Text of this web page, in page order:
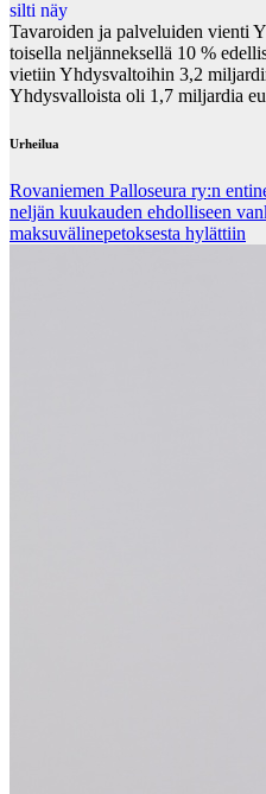
Tavaroiden ja palveluiden vienti
toisella neljänneksellä 10 %
vietiin Yhdysvaltoihin 3,2
Yhdysvalloista oli 1,7 miljardia
Urheilua
Rovaniemen Palloseura ry:n
neljän kuu­kau­den eh­dol­li­seen
mak­su­vä­li­ne­pe­tok­ses­ta hy­lät­tiin